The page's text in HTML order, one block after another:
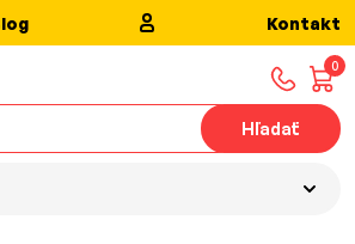
Kontakt
0
Hľadať